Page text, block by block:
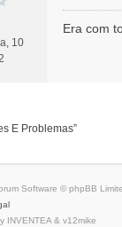
10
e
Era com
E Problemas”
Software © phpBB
INVENTEA & v12mike